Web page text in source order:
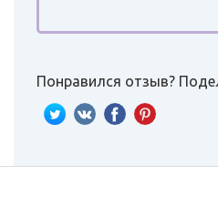
Понравился отзыв?